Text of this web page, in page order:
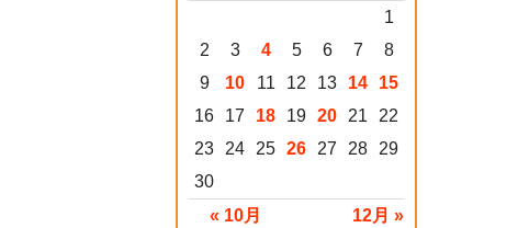
« 10月 12月 »
1
2
3 4 5 6 7
8
9
10 11 12 13 14
15
16
17 18 19 20 21
22
23
24 25 26 27 28
29
30